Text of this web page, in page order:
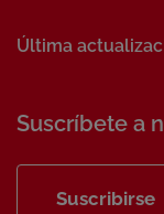
Última
Suscríbete a
Suscribirse